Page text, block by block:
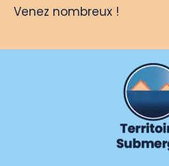
Venez nombreux !